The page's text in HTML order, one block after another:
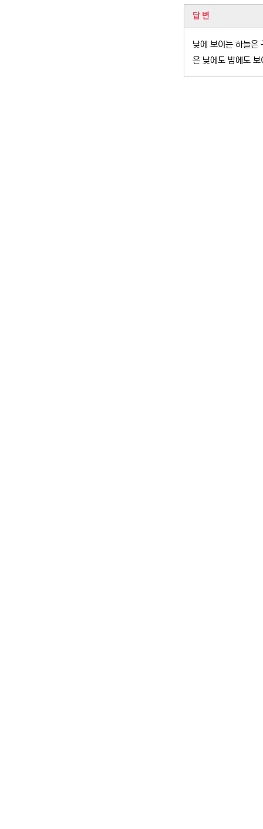
관련자료
답 변
낮에 보이는 하늘은
은 낮에도 밤에도